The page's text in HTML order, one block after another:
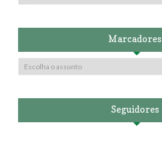
Marcadores
Seguidores